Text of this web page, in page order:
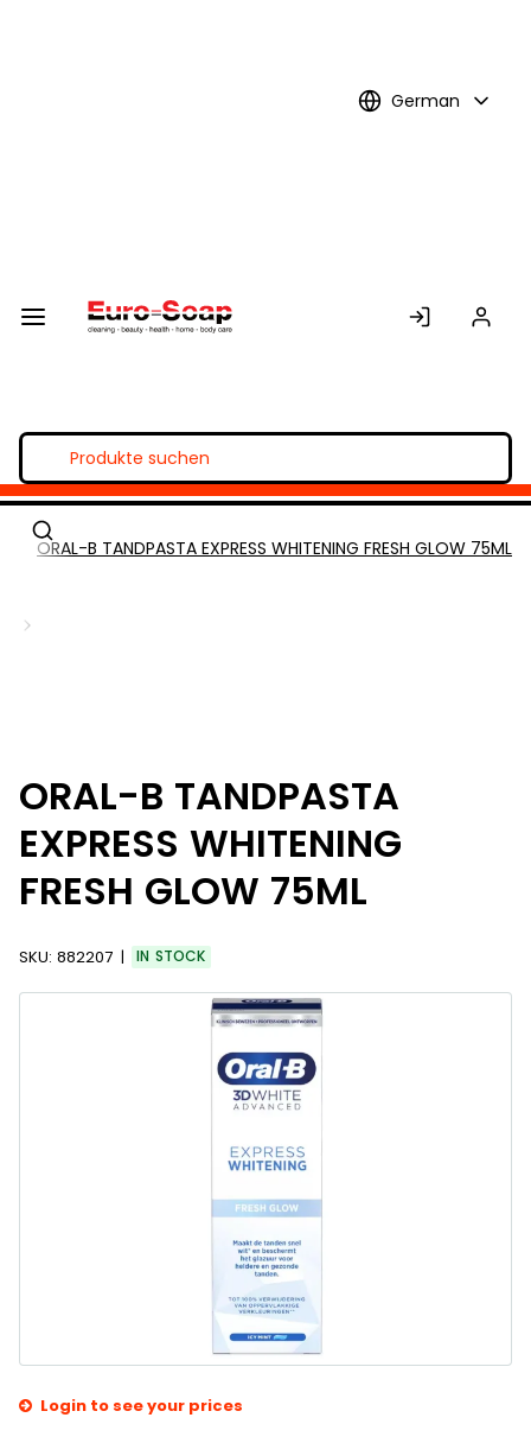
German
ORAL-B TANDPASTA EXPRESS WHITENING FRESH GLOW 75ML
ORAL-B TANDPASTA
EXPRESS WHITENING
FRESH GLOW 75ML
SKU: 882207 IN STOCK
Login to see your prices